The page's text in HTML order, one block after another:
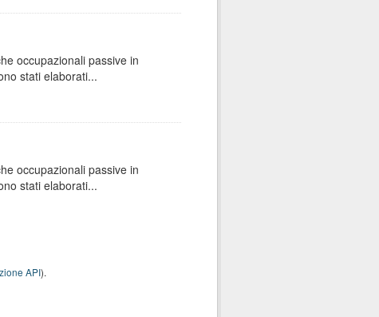
occupazionali passive in
stati elaborati...
occupazionali passive in
stati elaborati...
API).